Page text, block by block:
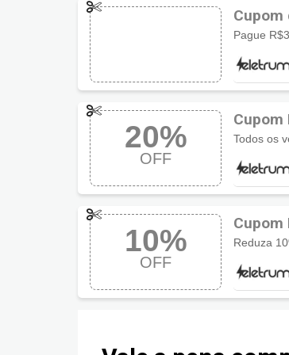
Cupom
20%
OFF
Cupom
10%
OFF
Cupom
Reduza